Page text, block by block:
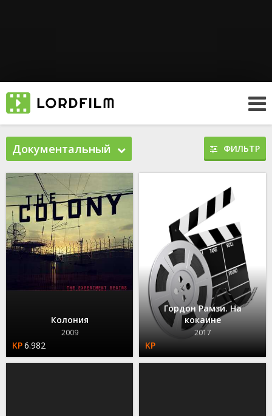
Документальный ФИЛЬТР
Колония
2009
6.982
Гордон Рамзи. На
кокаине
2017